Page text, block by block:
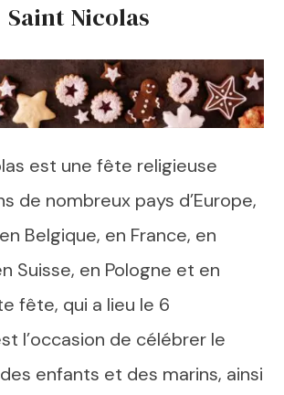
Saint Nicolas
est une fête religieuse
de nombreux pays d’Europe,
Belgique, en France, en
Suisse, en Pologne et en
fête, qui a lieu le 6
l’occasion de célébrer le
enfants et des marins, ainsi